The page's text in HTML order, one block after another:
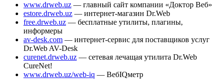
www.drweb.uz — главный сайт компании «Доктор Веб»
estore.drweb.uz — интернет-магазин Dr.Web
free.drweb.uz — бесплатные утилиты, плагины,
информеры
av-desk.com — интернет-сервис для поставщиков услуг
Dr.Web AV-Desk
curenet.drweb.uz — сетевая лечащая утилита Dr.Web
CureNet!
www.drweb.uz/web-iq — ВебIQметр